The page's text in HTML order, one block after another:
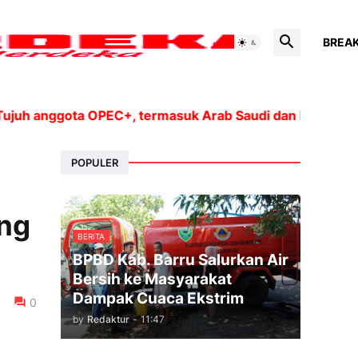
OPEC+, termasuk Arab Saudi dan Rusia, akan
0
POPULER
BERITA
BPBD Kab. Barru Salurkan Air
Bersih ke Masyarakat
Dampak Cuaca Ekstrim
by Redaktur - 11:47